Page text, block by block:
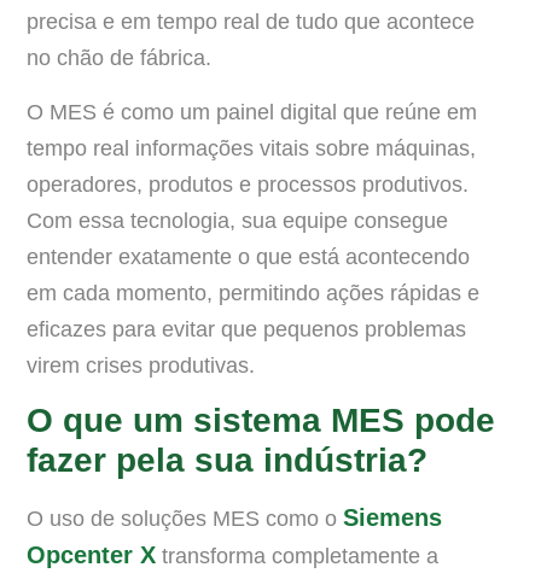
precisa e em tempo real de tudo que acontece
no chão de fábrica.
O MES é como um painel digital que reúne em
tempo real informações vitais sobre máquinas,
operadores, produtos e processos produtivos.
Com essa tecnologia, sua equipe consegue
entender exatamente o que está acontecendo
em cada momento, permitindo ações rápidas e
eficazes para evitar que pequenos problemas
virem crises produtivas.
O que um sistema MES pode
fazer pela sua indústria?
O uso de soluções MES como o Siemens
Opcenter X transforma completamente a